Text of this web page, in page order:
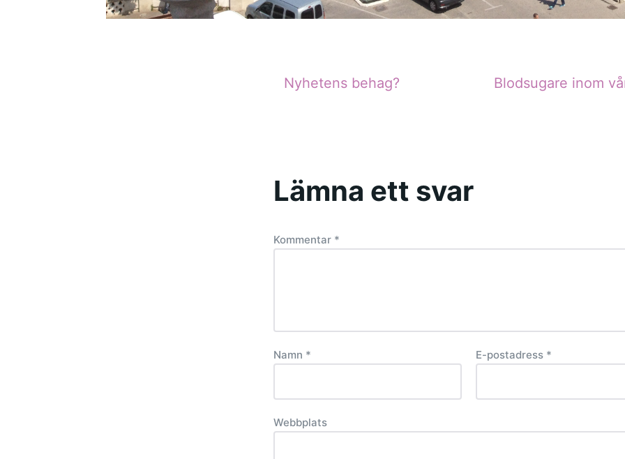
Nyhetens behag? Blodsugare inom
Lämna ett svar
Kommentar *
Namn * E-postadress *
Webbplats